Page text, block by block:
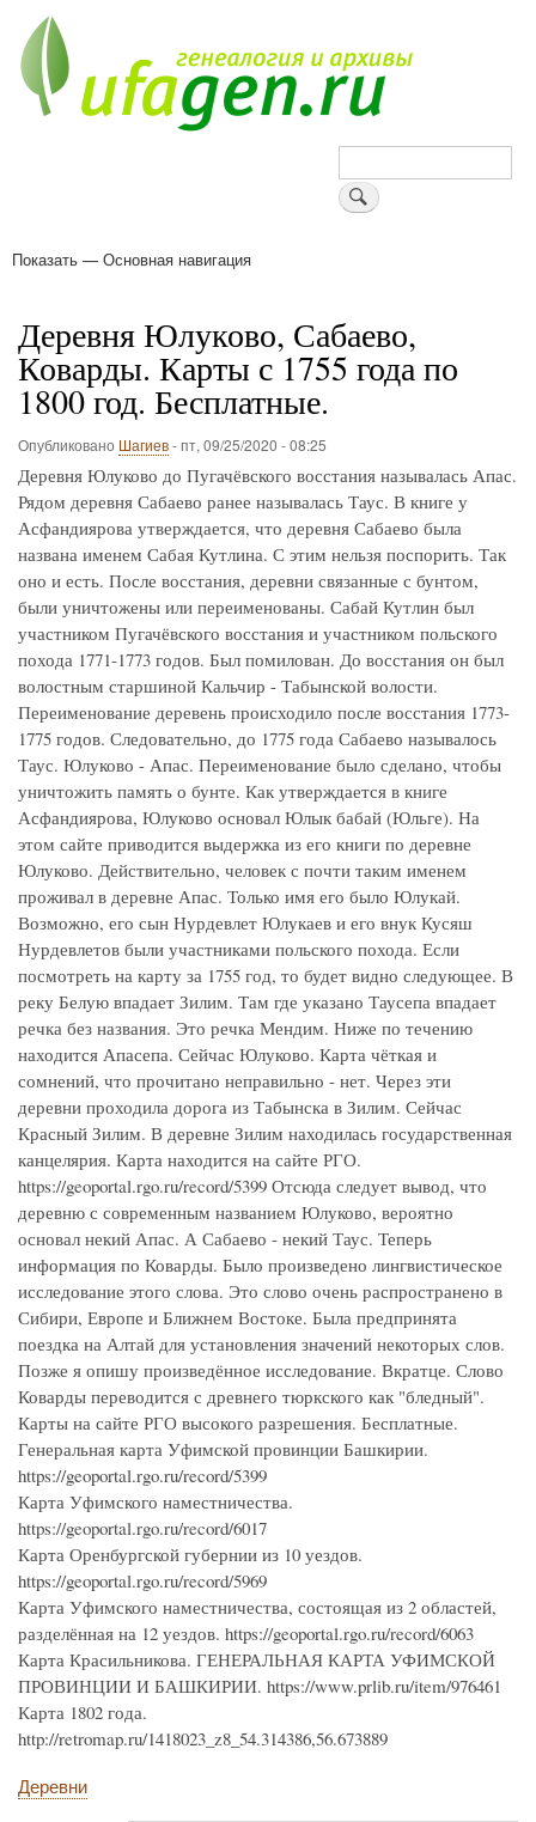
основному
содержанию
Поиск
Основная
Показать — Основная навигация
Деревня Юлуково, Сабаево,
Коварды. Карты с 1755 года по
1800 год. Бесплатные.
Опубликовано Шагиев-пт, 09/25/2020 - 08:25
Деревня Юлуково до Пугачёвского восстания называлась Апас.
Рядом деревня Сабаево ранее называлась Таус. В книге у
Асфандиярова утверждается, что деревня Сабаево была
названа именем Сабая Кутлина. С этим нельзя поспорить. Так
оно и есть. После восстания, деревни связанные с бунтом,
были уничтожены или переименованы. Сабай Кутлин был
участником Пугачёвского восстания и участником польского
похода 1771-1773 годов. Был помилован. До восстания он был
волостным старшиной Кальчир - Табынской волости.
Переименование деревень происходило после восстания 1773-
1775 годов. Следовательно, до 1775 года Сабаево называлось
Таус. Юлуково - Апас. Переименование было сделано, чтобы
уничтожить память о бунте. Как утверждается в книге
Асфандиярова, Юлуково основал Юлык бабай (Юльге). На
этом сайте приводится выдержка из его книги по деревне
Юлуково. Действительно, человек с почти таким именем
проживал в деревне Апас. Только имя его было Юлукай.
Возможно, его сын Нурдевлет Юлукаев и его внук Кусяш
Нурдевлетов были участниками польского похода. Если
посмотреть на карту за 1755 год, то будет видно следующее. В
реку Белую впадает Зилим. Там где указано Таусепа впадает
речка без названия. Это речка Мендим. Ниже по течению
находится Апасепа. Сейчас Юлуково. Карта чёткая и
сомнений, что прочитано неправильно - нет. Через эти
деревни проходила дорога из Табынска в Зилим. Сейчас
Красный Зилим. В деревне Зилим находилась государственная
канцелярия. Карта находится на сайте РГО.
https://geoportal.rgo.ru/record/5399 Отсюда следует вывод, что
деревню с современным названием Юлуково, вероятно
основал некий Апас. А Сабаево - некий Таус. Теперь
информация по Коварды. Было произведено лингвистическое
исследование этого слова. Это слово очень распространено в
Сибири, Европе и Ближнем Востоке. Была предпринята
поездка на Алтай для установления значений некоторых слов.
Позже я опишу произведённое исследование. Вкратце. Слово
Коварды переводится с древнего тюркского как "бледный".
Карты на сайте РГО высокого разрешения. Бесплатные.
Генеральная карта Уфимской провинции Башкирии.
https://geoportal.rgo.ru/record/5399
Карта Уфимского наместничества.
https://geoportal.rgo.ru/record/6017
Карта Оренбургской губернии из 10 уездов.
https://geoportal.rgo.ru/record/5969
Карта Уфимского наместничества, состоящая из 2 областей,
разделённая на 12 уездов. https://geoportal.rgo.ru/record/6063
Карта Красильникова. ГЕНЕРАЛЬНАЯ КАРТА УФИМСКОЙ
ПРОВИНЦИИ И БАШКИРИИ. https://www.prlib.ru/item/976461
Карта 1802 года.
http://retromap.ru/1418023_z8_54.314386,56.673889
Деревни